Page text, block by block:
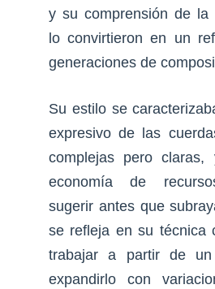
y su comprensión de la
lo convirtieron en un
generaciones de
Su estilo se
expresivo de las
complejas pero
economía de
sugerir antes que
se refleja en su técnica
trabajar a partir de
expandirlo con